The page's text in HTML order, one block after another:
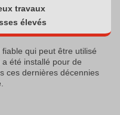
travaux
élevés
qui peut être utilisé
été installé pour de
ces dernières décennies